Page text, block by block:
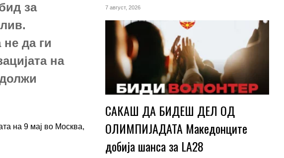
за
да ги
на
на 9 мај во Москва,
7 август, 2026
САКАШ ДА БИДЕШ ДЕЛ ОД
ОЛИМПИЈАДАТА Македонците
добија шанса за LA28